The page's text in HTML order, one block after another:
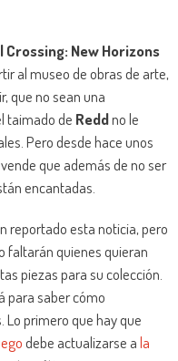
Crossing: New Horizons
al museo de obras de arte,
que no sean una
taimado de Reddno le
Pero desde hace unos
que además de no ser
encantadas.
reportado esta noticia, pero
faltarán quienes quieran
piezas para su colección.
para saber cómo
Lo primero que hay que
debe actualizarse ala